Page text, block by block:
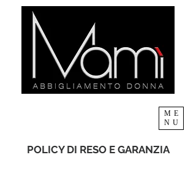
ME
NU
POLICY DI RESO E GARANZIA